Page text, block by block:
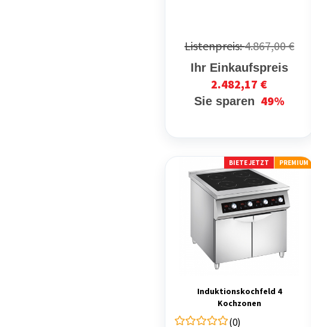
Listenpreis:4.867,00 €
Ihr Einkaufspreis
2.482,17 €
Sie sparen 49%
BIETE JETZT PREMIUM
Induktionskochfeld 4
Kochzonen
(0)